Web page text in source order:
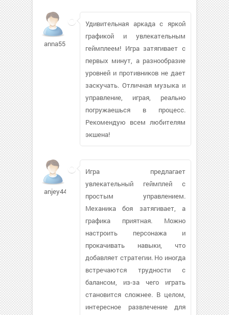
anna555335
Удивительная аркада с яркой
графикой и увлекательным
геймплеем! Игра затягивает с
первых минут, а разнообразие
уровней и противников не дает
заскучать. Отличная музыка и
управление, играя, реально
погружаешься в процесс.
Рекомендую всем любителям
экшена!
anjey444741
Игра предлагает
увлекательный геймплей с
простым управлением.
Механика боя затягивает, а
графика приятная. Можно
настроить персонажа и
прокачивать навыки, что
добавляет стратегии. Но иногда
встречаются трудности с
балансом, из-за чего играть
становится сложнее. В целом,
интересное развлечение для